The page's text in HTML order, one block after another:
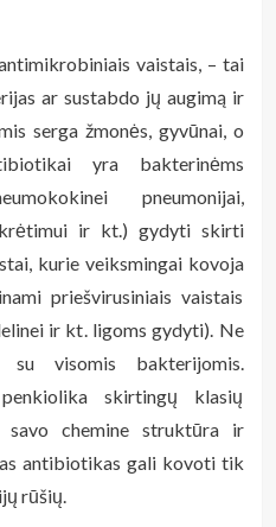
vaistais, – tai
ar sustabdo jų augimą ir
serga žmonės, gyvūnai, o
yra bakterinėms
pneumonijai,
ir kt.) gydyti skirti
kurie veiksmingai kovoja
priešvirusiniais vaistais
ir kt. ligoms gydyti). Ne
visomis bakterijomis.
skirtingų klasių
chemine struktūra ir
antibiotikas gali kovoti tik
rūšių.